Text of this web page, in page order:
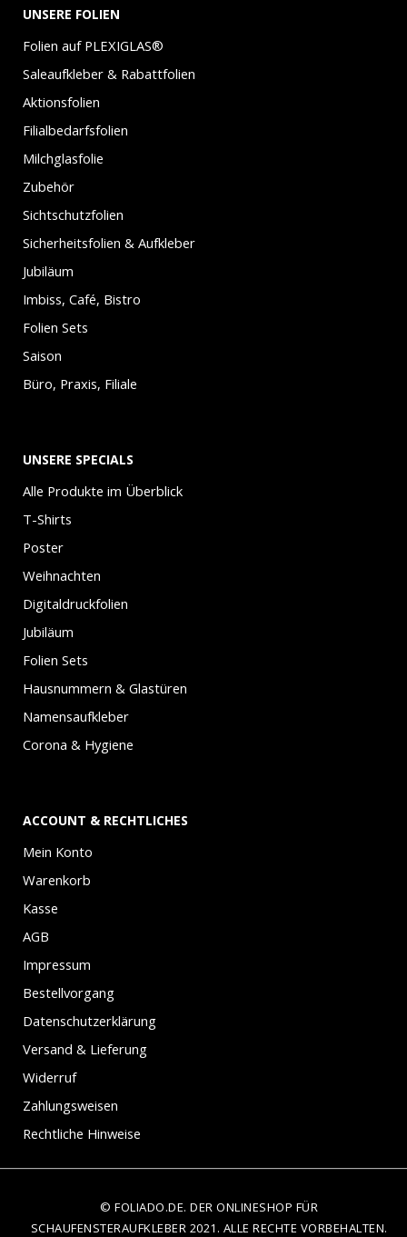
UNSERE FOLIEN
Folien auf PLEXIGLAS®
Saleaufkleber & Rabattfolien
Aktionsfolien
Filialbedarfsfolien
Milchglasfolie
Zubehör
Sichtschutzfolien
Sicherheitsfolien & Aufkleber
Jubiläum
Imbiss, Café, Bistro
Folien Sets
Saison
Büro, Praxis, Filiale
UNSERE SPECIALS
Alle Produkte im Überblick
T-Shirts
Poster
Weihnachten
Digitaldruckfolien
Jubiläum
Folien Sets
Hausnummern & Glastüren
Namensaufkleber
Corona & Hygiene
ACCOUNT & RECHTLICHES
Mein Konto
Warenkorb
Kasse
AGB
Impressum
Bestellvorgang
Datenschutzerklärung
Versand & Lieferung
Widerruf
Zahlungsweisen
Rechtliche Hinweise
© FOLIADO.DE. DER ONLINESHOP FÜR
SCHAUFENSTERAUFKLEBER 2021. ALLE RECHTE VORBEHALTEN.